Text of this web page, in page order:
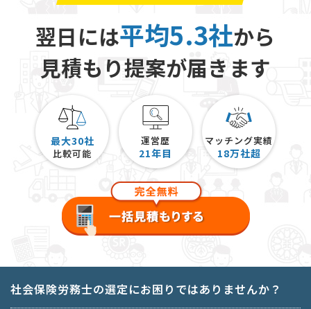
翌日には平均5.3社から
見積もり提案が届きます
最大30社
比較可能
運営歴
21年目
マッチング実績
18万社超
社会保険労務士の選定にお困りではありませんか？